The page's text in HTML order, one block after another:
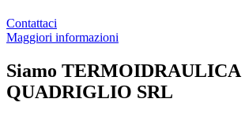
Contattaci
Maggiori informazioni
Siamo TERMOIDRAULICA
QUADRIGLIO SRL